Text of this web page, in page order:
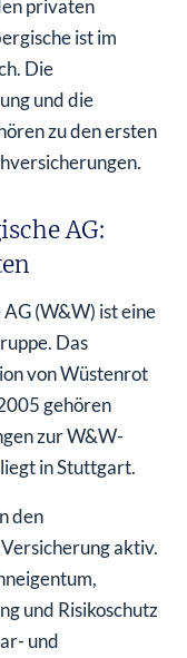
privaten
ist im
Die
und die
zu den ersten
AG:
(W&W) ist eine
Das
von Wüstenrot
gehören
zur W&W-
in Stuttgart.
den
aktiv.
und Risikoschutz
und